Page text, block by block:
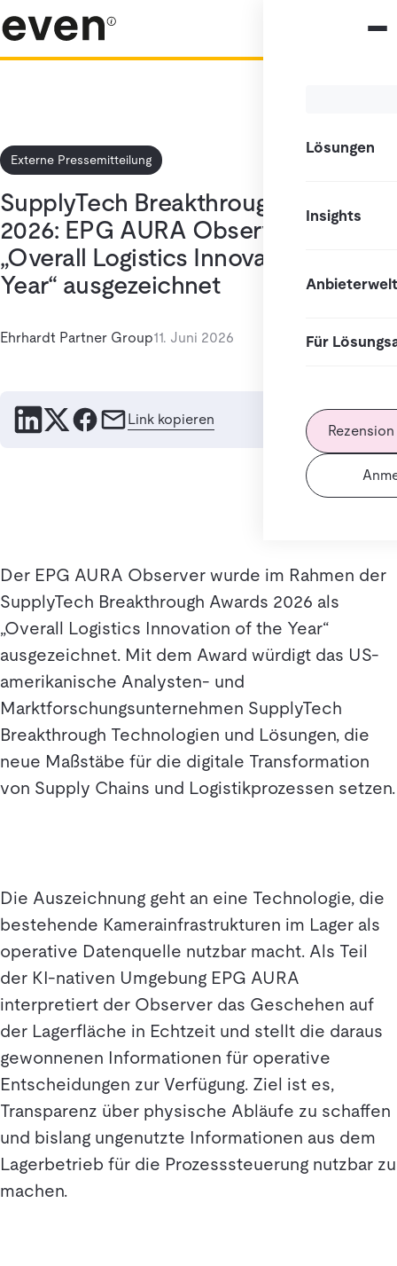
Lösungen
Insights
Anbieterwelt
Für
Externe Pressemitteilung
SupplyTech Breakthrough Award
2026: EPG AURA Observer als
„Overall Logistics Innovation of the
Year“ ausgezeichnet
Ehrhardt Partner Group11. Juni 2026
Link kopieren
Der EPG AURA Observer wurde im Rahmen der
SupplyTech Breakthrough Awards 2026 als
„Overall Logistics Innovation of the Year“
ausgezeichnet. Mit dem Award würdigt das US-
amerikanische Analysten- und
Marktforschungsunternehmen SupplyTech
Breakthrough Technologien und Lösungen, die
neue Maßstäbe für die digitale Transformation
von Supply Chains und Logistikprozessen setzen.
Die Auszeichnung geht an eine Technologie, die
bestehende Kamerainfrastrukturen im Lager als
operative Datenquelle nutzbar macht. Als Teil
der KI-nativen Umgebung EPG AURA
interpretiert der Observer das Geschehen auf
der Lagerfläche in Echtzeit und stellt die daraus
gewonnenen Informationen für operative
Entscheidungen zur Verfügung. Ziel ist es,
Transparenz über physische Abläufe zu schaffen
und bislang ungenutzte Informationen aus dem
Lagerbetrieb für die Prozesssteuerung nutzbar zu
machen.